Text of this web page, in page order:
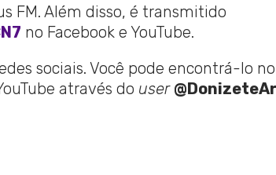
FM. Além disso, é transmitido
no Facebook e YouTube.
sociais. Você pode encontrá-lo no
através do user @DonizeteAr